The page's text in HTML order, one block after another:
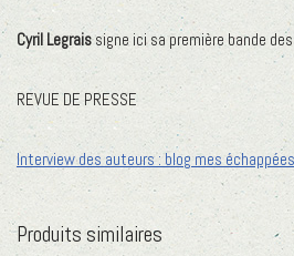
Cyril Legraissigne ici sa première bande
REVUE DE PRESSE
Interview des auteurs : blog mes
Produits similaires